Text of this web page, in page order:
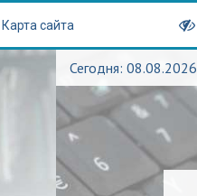
Карта сайта
Сегодня: 08.08.2026